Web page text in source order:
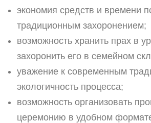
экономия средств и времени
традиционным захоронением;
возможность хранить прах в
захоронить его в семейном
уважение к современным
экологичность процесса;
возможность организовать
церемонию в удобном